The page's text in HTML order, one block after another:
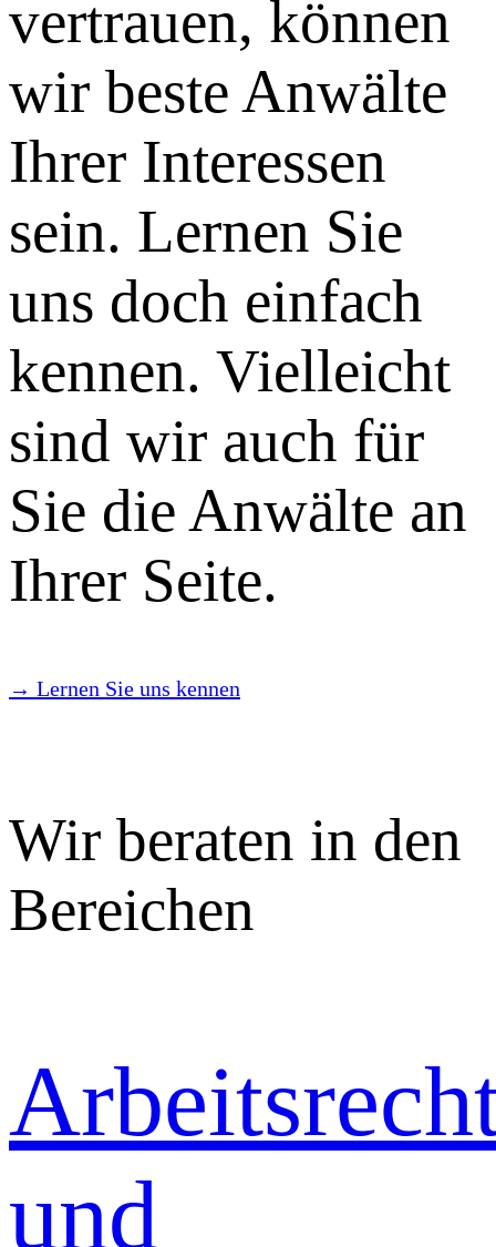
vertrauen, können
wir beste Anwälte
Ihrer Interessen
sein. Lernen Sie
uns doch einfach
kennen. Vielleicht
sind wir auch für
Sie die Anwälte an
Ihrer Seite.
→ Lernen Sie uns kennen
Wir beraten in den
Bereichen
und